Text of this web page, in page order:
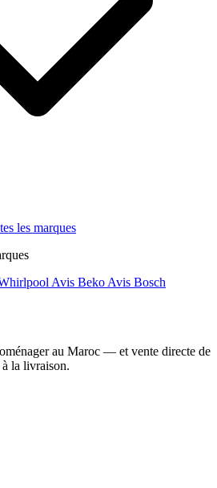
les marques
Avis Beko Avis Bosch
au Maroc — et vente directe de
la livraison.